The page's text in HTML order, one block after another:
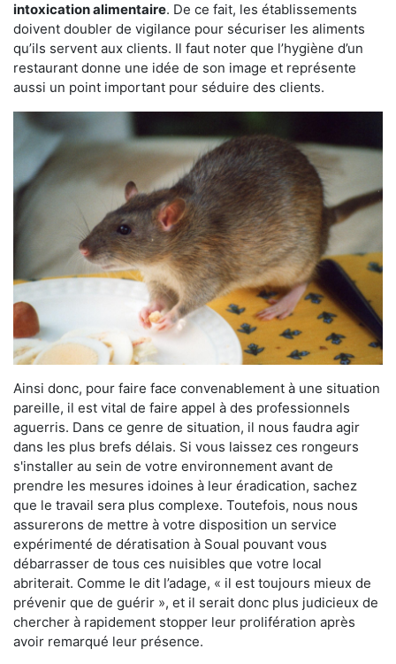
intoxication alimentaire. De ce fait, les établissements
doivent doubler de vigilance pour sécuriser les aliments
qu’ils servent aux clients. Il faut noter que l’hygiène d’un
restaurant donne une idée de son image et représente
aussi un point important pour séduire des clients.
Ainsi donc, pour faire face convenablement à une situation
pareille, il est vital de faire appel à des professionnels
aguerris. Dans ce genre de situation, il nous faudra agir
dans les plus brefs délais. Si vous laissez ces rongeurs
s'installer au sein de votre environnement avant de
prendre les mesures idoines à leur éradication, sachez
que le travail sera plus complexe. Toutefois, nous nous
assurerons de mettre à votre disposition un service
expérimenté de dératisation à Soual pouvant vous
débarrasser de tous ces nuisibles que votre local
abriterait. Comme le dit l’adage, « il est toujours mieux de
prévenir que de guérir », et il serait donc plus judicieux de
chercher à rapidement stopper leur prolifération après
avoir remarqué leur présence.